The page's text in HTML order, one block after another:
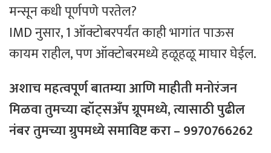
मन्सून कधी पूर्णपणे परतेल?
IMD नुसार, 1 ऑक्टोबरपर्यंत काही भागांत पाऊस
कायम राहील, पण ऑक्टोबरमध्ये हळूहळू माघार घेईल.
अशाच महत्वपूर्ण बातम्या आणि माहीती मनोरंजन
मिळवा तुमच्या व्हॉट्सअँप ग्रूपमध्ये, त्यासाठीपुढील
नंबरतुमच्याग्रुपमध्येसमाविष्टकरा – 9970766262